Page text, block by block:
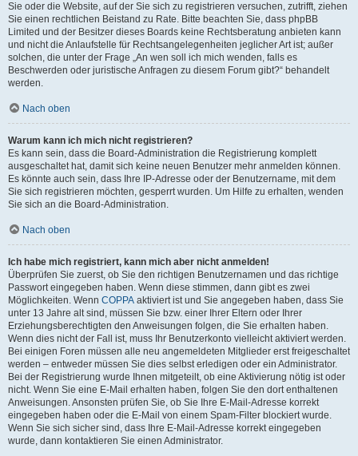
Sie oder die Website, auf der Sie sich zu registrieren versuchen, zutrifft, ziehen
Sie einen rechtlichen Beistand zu Rate. Bitte beachten Sie, dass phpBB
Limited und der Besitzer dieses Boards keine Rechtsberatung anbieten kann
und nicht die Anlaufstelle für Rechtsangelegenheiten jeglicher Art ist; außer
solchen, die unter der Frage „An wen soll ich mich wenden, falls es
Beschwerden oder juristische Anfragen zu diesem Forum gibt?“ behandelt
werden.
Nach oben
Warum kann ich mich nicht registrieren?
Es kann sein, dass die Board-Administration die Registrierung komplett
ausgeschaltet hat, damit sich keine neuen Benutzer mehr anmelden können.
Es könnte auch sein, dass Ihre IP-Adresse oder der Benutzername, mit dem
Sie sich registrieren möchten, gesperrt wurden. Um Hilfe zu erhalten, wenden
Sie sich an die Board-Administration.
Nach oben
Ich habe mich registriert, kann mich aber nicht anmelden!
Überprüfen Sie zuerst, ob Sie den richtigen Benutzernamen und das richtige
Passwort eingegeben haben. Wenn diese stimmen, dann gibt es zwei
Möglichkeiten. Wenn COPPA aktiviert ist und Sie angegeben haben, dass Sie
unter 13 Jahre alt sind, müssen Sie bzw. einer Ihrer Eltern oder Ihrer
Erziehungsberechtigten den Anweisungen folgen, die Sie erhalten haben.
Wenn dies nicht der Fall ist, muss Ihr Benutzerkonto vielleicht aktiviert werden.
Bei einigen Foren müssen alle neu angemeldeten Mitglieder erst freigeschaltet
werden – entweder müssen Sie dies selbst erledigen oder ein Administrator.
Bei der Registrierung wurde Ihnen mitgeteilt, ob eine Aktivierung nötig ist oder
nicht. Wenn Sie eine E-Mail erhalten haben, folgen Sie den dort enthaltenen
Anweisungen. Ansonsten prüfen Sie, ob Sie Ihre E-Mail-Adresse korrekt
eingegeben haben oder die E-Mail von einem Spam-Filter blockiert wurde.
Wenn Sie sich sicher sind, dass Ihre E-Mail-Adresse korrekt eingegeben
wurde, dann kontaktieren Sie einen Administrator.